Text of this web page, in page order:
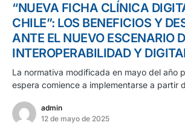
“NUEVA FICHA CLÍNICA
CHILE”: LOS BENEFICIOS Y
ANTE EL NUEVO ESCENARIO
INTEROPERABILIDAD Y
La normativa modificada en mayo del año
espera comience a implementarse a partir
admin
12 de mayo de 2025